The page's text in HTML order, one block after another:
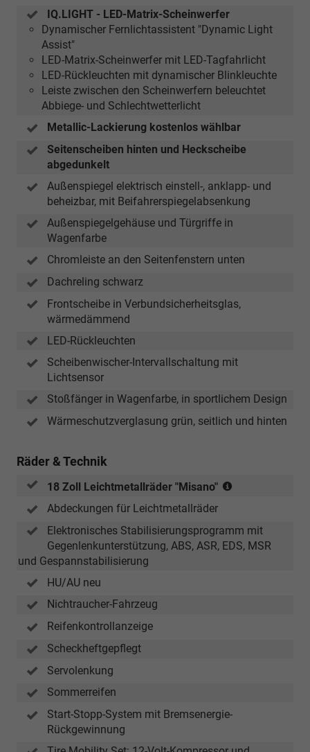
IQ.LIGHT - LED-Matrix-Scheinwerfer
Dynamischer Fernlichtassistent "Dynamic Light
Assist"
LED-Matrix-Scheinwerfer mit LED-Tagfahrlicht
LED-Rückleuchten mit dynamischer Blinkleuchte
Leiste zwischen den Scheinwerfern beleuchtet
Abbiege- und Schlechtwetterlicht
Metallic-Lackierung kostenlos wählbar
Seitenscheiben hinten und Heckscheibe
abgedunkelt
Außenspiegel elektrisch einstell-, anklapp- und
beheizbar, mit Beifahrerspiegelabsenkung
Außenspiegelgehäuse und Türgriffe in
Wagenfarbe
Chromleiste an den Seitenfenstern unten
Dachreling schwarz
Frontscheibe in Verbundsicherheitsglas,
wärmedämmend
LED-Rückleuchten
Scheibenwischer-Intervallschaltung mit
Lichtsensor
Stoßfänger in Wagenfarbe, in sportlichem Design
Wärmeschutzverglasung grün, seitlich und hinten
Räder & Technik
18 Zoll Leichtmetallräder "Misano"
18,
Abdeckungen für Leichtmetallräder
Elektronisches Stabilisierungsprogramm mit
Gegenlenkunterstützung, ABS, ASR, EDS, MSR
und Gespannstabilisierung
HU/AU neu
Nichtraucher-Fahrzeug
Reifenkontrollanzeige
Scheckheftgepflegt
Servolenkung
Sommerreifen
Start-Stopp-System mit Bremsenergie-
Rückgewinnung